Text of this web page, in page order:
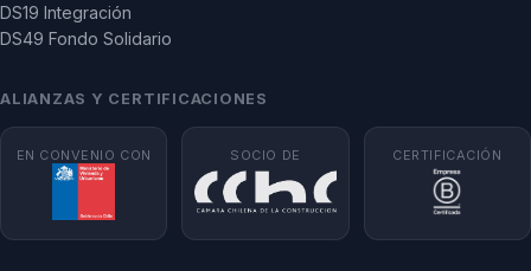
DS19 Integración
DS49 Fondo Solidario
ALIANZAS Y CERTIFICACIONES
EN CONVENIO CON SOCIO DE CERTIFICACIÓN